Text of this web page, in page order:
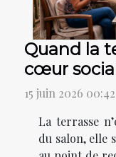
Quand la
cœur
15 juin 2026 00:42
La terrasse
du salon, elle